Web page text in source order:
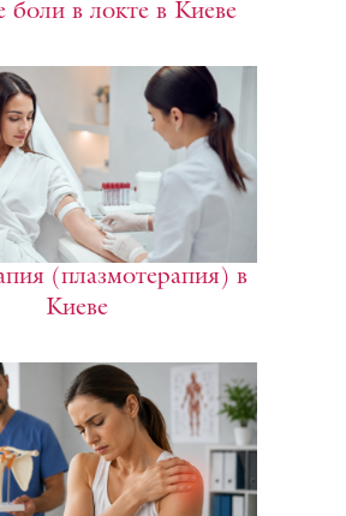
боли в локте в Киеве
(плазмотерапия) в
Киеве